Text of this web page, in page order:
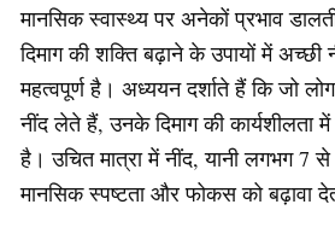
मानसिक स्वास्थ्य पर अनेकों प्रभाव
दिमाग की शक्ति बढ़ाने के उपायों में अच्छी
महत्वपूर्ण है। अध्ययन दर्शाते हैं कि जो
नींद लेते हैं, उनके दिमाग की कार्यशीलता
है। उचित मात्रा में नींद, यानी लगभग 7
मानसिक स्पष्टता और फोकस को बढ़ावा